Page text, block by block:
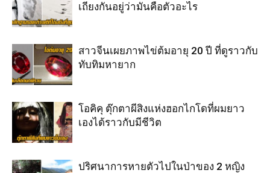
เถียงกันอยู่ว่ามันคือตัวอะไร
สาวจีนเผยภาพไข่ต้มอายุ 20 ปี ที่ดูราวกับ
ทับทิมหายาก
โอคิคุ ตุ๊กตาผีสิงแห่งฮอกไกโดที่ผมยาว
เองได้ราวกับมีชีวิต
ปริศนาการหายตัวไปในป่าของ 2 หญิง